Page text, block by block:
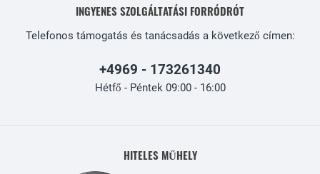
INGYENES SZOLGÁLTATÁSI FORRÓDRÓT
Telefonos támogatás és tanácsadás a következő címen:
+4969 - 173261340
Hétfő - Péntek 09:00 - 16:00
HITELES MŰHELY